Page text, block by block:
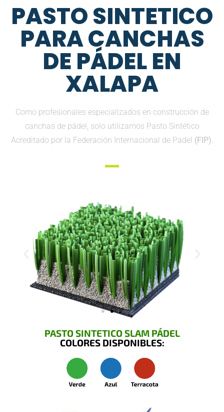
PASTO SINTETICO
PARA CANCHAS
DE PÁDEL EN
XALAPA
Como profesionales especializados en construcción de
canchas de pádel, solo utilizamos Pasto Sintético
Acreditado por la Federación Internacional de Padel (FIP).
PASTO SINTETICO SLAM PÁDEL
COLORES DISPONIBLES: